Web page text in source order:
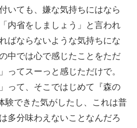
いても、嫌な気持ちにはなら
内省をしましょう」と言われ
ばならないような気持ちにな
中では心で感じたことをただ
ってスーっと感じただけで。
って、そこではじめて『森の
験できた気がしたし、これは普
多分味わえないことなんだろ